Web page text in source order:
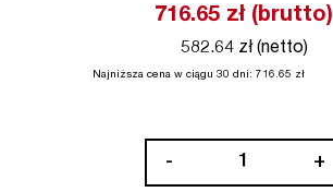
716.65 zł (brutto)
582.64 zł (netto)
Najniższa cena w ciągu 30 dni: 716.65 zł
- +